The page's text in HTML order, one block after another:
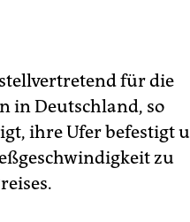
für die
in Deutschland, so
ihre Ufer befestigt
zu